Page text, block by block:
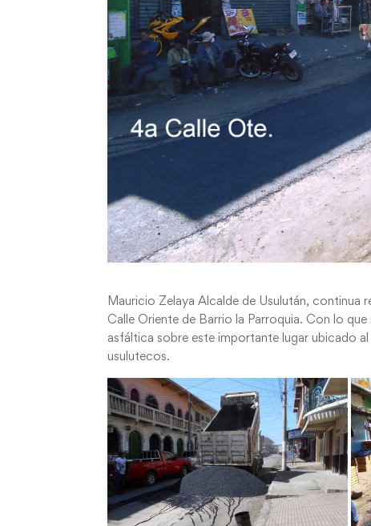
Mauricio Zelaya Alcalde de Usulután, continua
Calle Oriente de Barrio la Parroquia. Con lo
asfáltica sobre este importante lugar ubicado
usulutecos.